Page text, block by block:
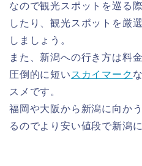
なので観光スポットを巡る
したり、観光スポットを厳
しましょう。
また、新潟への行き方は料
圧倒的に短い スカイマーク
スメです。
福岡や大阪から新潟に向か
るのでより安い値段で新潟